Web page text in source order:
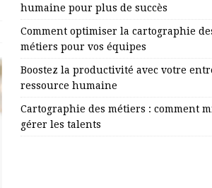
humaine pour plus de succès
Comment optimiser la cartographie
métiers pour vos équipes
Boostez la productivité avec votre
ressource humaine
Cartographie des métiers : comment
gérer les talents